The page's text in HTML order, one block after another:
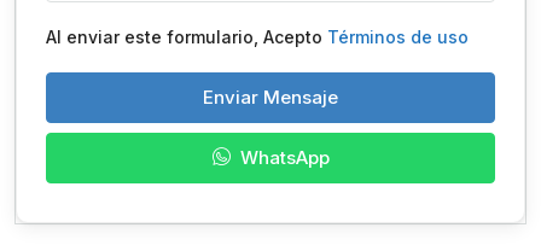
Al enviar este formulario, Acepto Términos de uso
Enviar Mensaje
WhatsApp